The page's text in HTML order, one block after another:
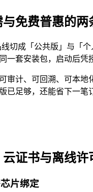
免费普惠的两
线切成「公共版」与「
套安装包，启动后凭
审计、可回溯、可本
已足够，还能省下一笔
证书与离线许
片绑定